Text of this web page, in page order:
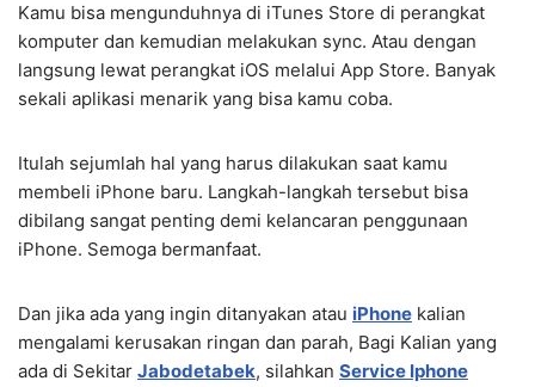
Kamu bisa mengunduhnya di iTunes Store di perangkat
komputer dan kemudian melakukan sync. Atau dengan
langsung lewat perangkat iOS melalui App Store. Banyak
sekali aplikasi menarik yang bisa kamu coba.
Itulah sejumlah hal yang harus dilakukan saat kamu
membeli iPhone baru. Langkah-langkah tersebut bisa
dibilang sangat penting demi kelancaran penggunaan
iPhone. Semoga bermanfaat.
Dan jika ada yang ingin ditanyakan atau iPhone kalian
mengalami kerusakan ringan dan parah, Bagi Kalian yang
ada di Sekitar Jabodetabek, silahkan Service Iphone